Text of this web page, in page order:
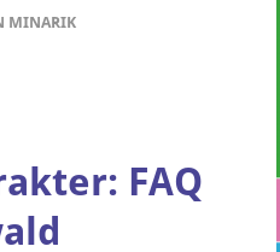
MINARIK
FAQ